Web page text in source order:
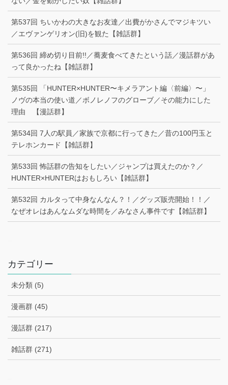
第537回 ちいかわの大きなお友達／出費がかさんでマジキツい
／エヴァンゲリオン(旧)を観た【雑話群】
第536回 締め切り目前!!／蕎麦食べてきたという話／漫話群があ
って良かったね【雑話群】
第535回 「HUNTER×HUNTER〜キメラアント編〈前編〉〜」
ノヴの本当の使い道／ボノレノフのグローブ／その能力にした
理由 【漫話群】
第534回 7人の駅員／家族で京都に行ってきた／昔の100円玉と
テレホンカード【雑話群】
第533回 怖話群の告知をしたい／ジャンプは買えたのか？／
HUNTER×HUNTERはおもしろい【雑話群】
第532回 カルタって中身なんなん？！／グッズ販売開始！！／
なぜオレはあんなムダな時間を／みなさん事件です【雑話群】
カテゴリー
未分類 (5)
漫画群 (45)
漫話群 (217)
雑話群 (271)